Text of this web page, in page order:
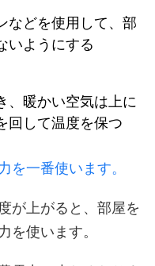
などを使用して、部
いようにする
、暖かい空気は上に
回して温度を保つ
を一番使います。
が上がると、部屋を
を使います。